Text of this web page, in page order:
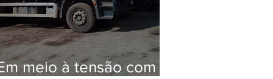
meio à tensão com